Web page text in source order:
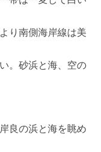
り南側海岸線は美
。砂浜と海、空の
良の浜と海を眺め